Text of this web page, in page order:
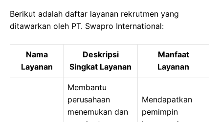
Berikut adalah daftar layanan rekrutmen yang
ditawarkan oleh PT. Swapro International:
Nama
Layanan
Deskripsi
Singkat Layanan
Manfaat
Layanan
Membantu
perusahaan
menemukan dan
Mendapatkan
pemimpin